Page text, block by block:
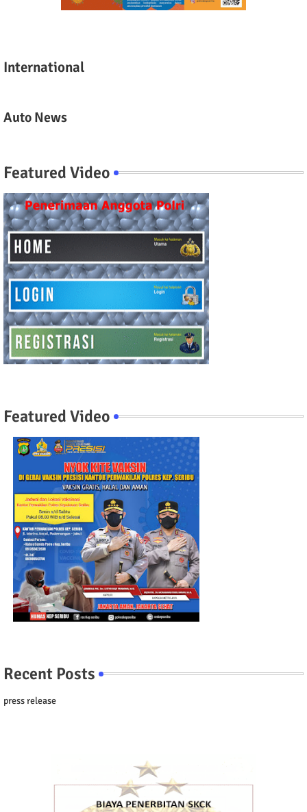
International
Auto News
Featured Video
Featured Video
Recent Posts
press release